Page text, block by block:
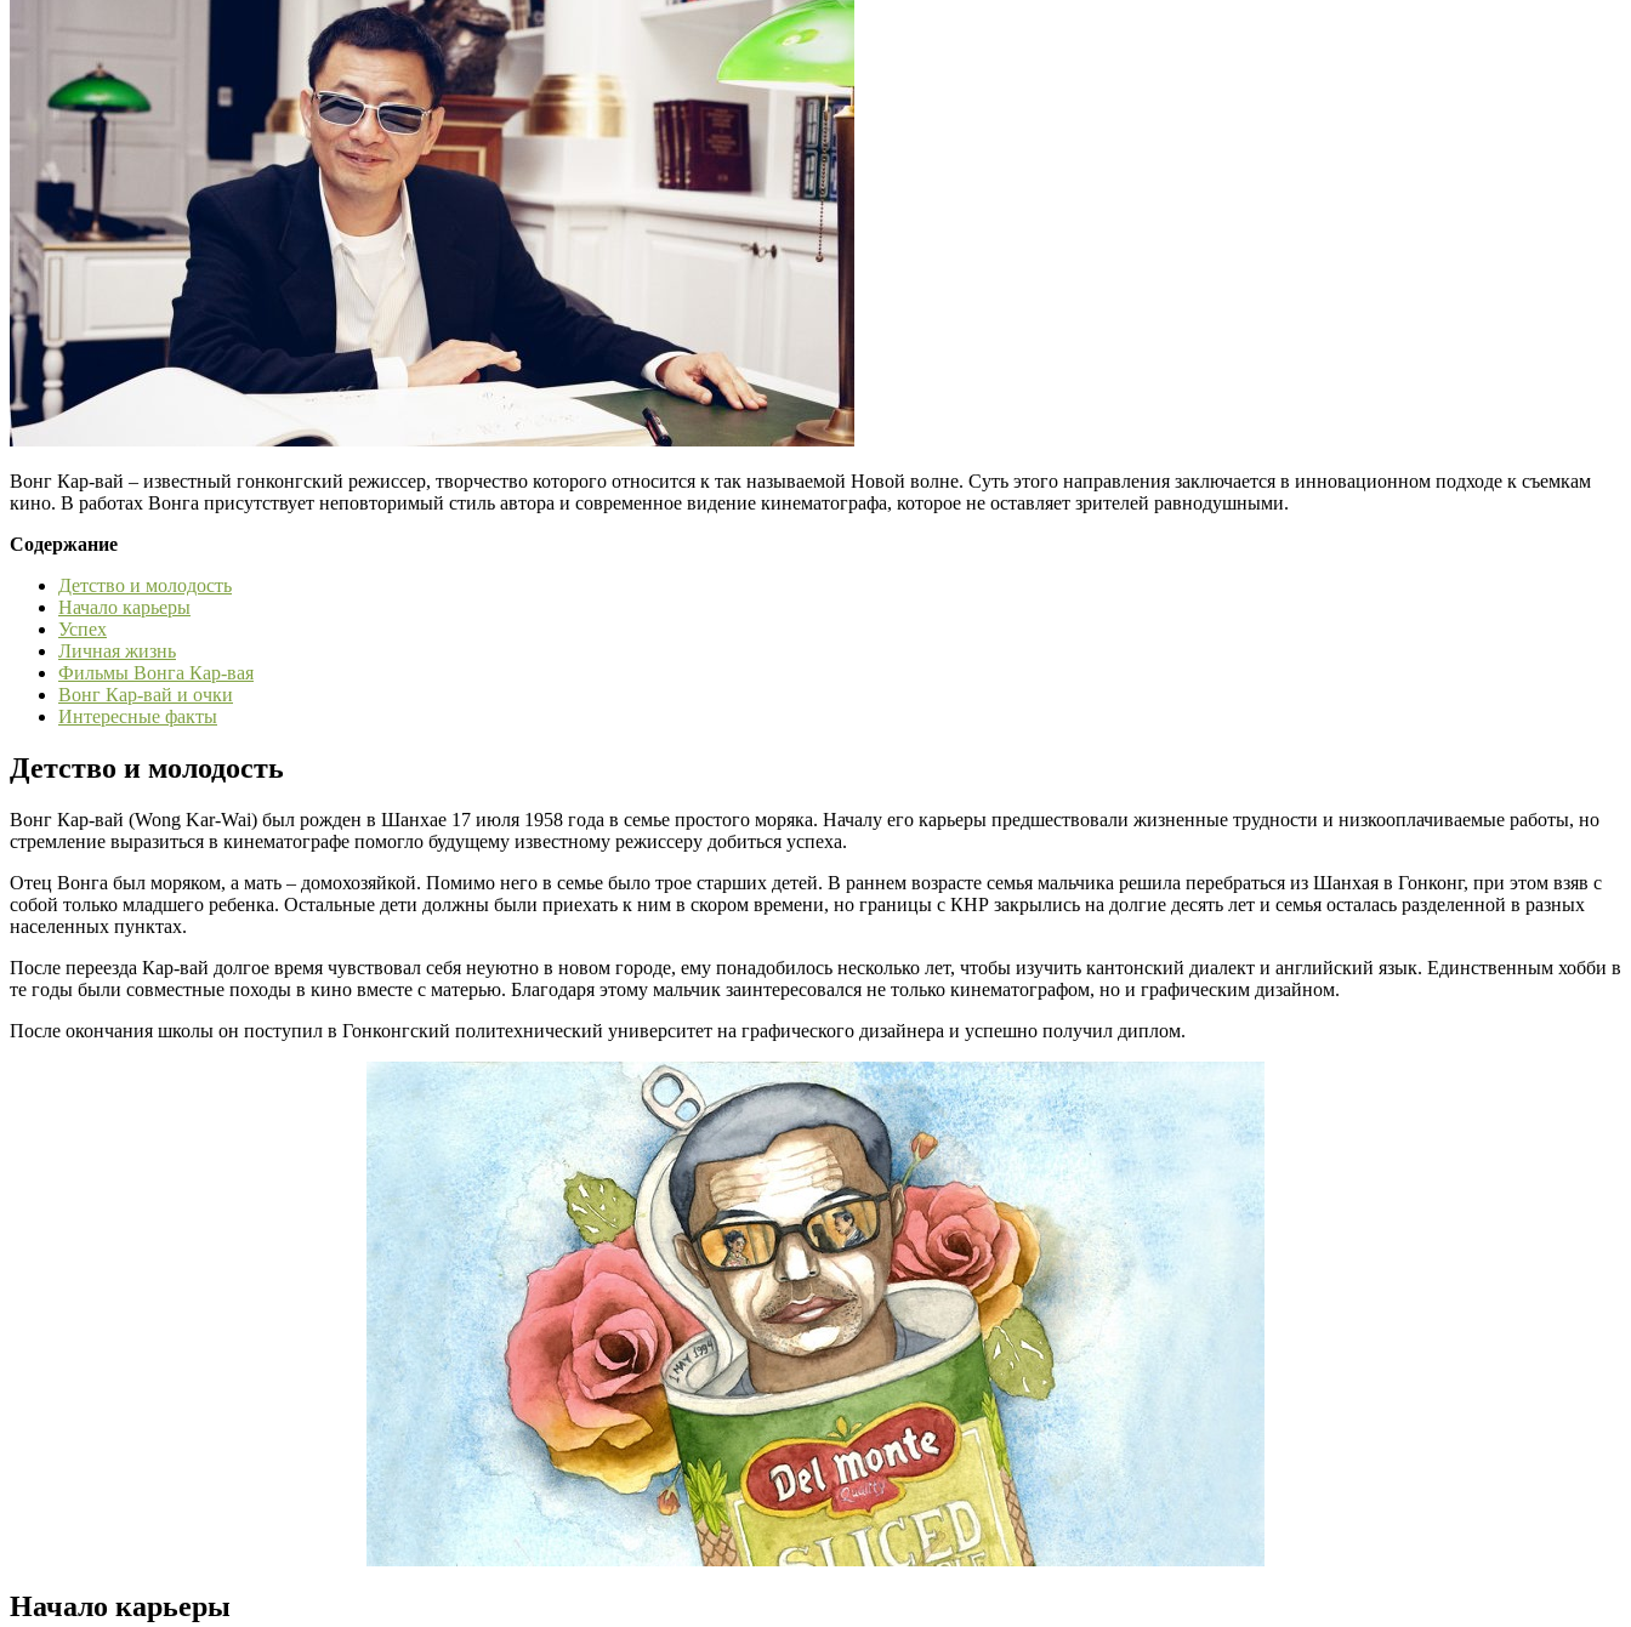
Вонг Кар-вай – известный гонконгский режиссер, творчество которого относится к так называемой Новой волне. Суть этого направления заключается в инновационном подходе к съемкам
кино. В работах Вонга присутствует неповторимый стиль автора и современное видение кинематографа, которое не оставляет зрителей равнодушными.
Содержание
Детство и молодость
Начало карьеры
Успех
Личная жизнь
Фильмы Вонга Кар-вая
Вонг Кар-вай и очки
Интересные факты
Детство и молодость
Вонг Кар-вай (Wong Kar-Wai) был рожден в Шанхае 17 июля 1958 года в семье простого моряка. Началу его карьеры предшествовали жизненные трудности и низкооплачиваемые работы, но
стремление выразиться в кинематографе помогло будущему известному режиссеру добиться успеха.
Отец Вонга был моряком, а мать – домохозяйкой. Помимо него в семье было трое старших детей. В раннем возрасте семья мальчика решила перебраться из Шанхая в Гонконг, при этом взяв с
собой только младшего ребенка. Остальные дети должны были приехать к ним в скором времени, но границы с КНР закрылись на долгие десять лет и семья осталась разделенной в разных
населенных пунктах.
После переезда Кар-вай долгое время чувствовал себя неуютно в новом городе, ему понадобилось несколько лет, чтобы изучить кантонский диалект и английский язык. Единственным хобби в
те годы были совместные походы в кино вместе с матерью. Благодаря этому мальчик заинтересовался не только кинематографом, но и графическим дизайном.
После окончания школы он поступил в Гонконгский политехнический университет на графического дизайнера и успешно получил диплом.
Начало карьеры